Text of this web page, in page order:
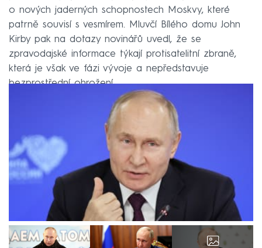
o nových jaderných schopnostech Moskvy, které
patrně souvisí s vesmírem. Mluvčí Bílého domu John
Kirby pak na dotazy novinářů uvedl, že se
zpravodajské informace týkají protisatelitní zbraně,
která je však ve fázi vývoje a nepředstavuje
bezprostřední ohrožení.